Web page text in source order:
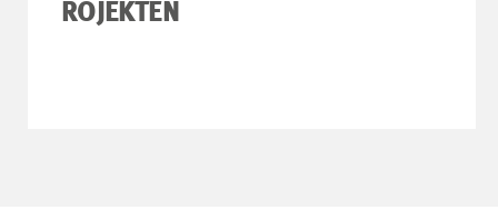
ROJEKTEN